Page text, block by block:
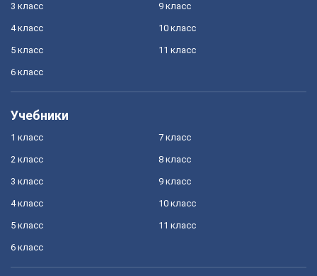
3 класс
4 класс
5 класс
6 класс
9 класс
10 класс
11 класс
Учебники
1 класс
2 класс
3 класс
4 класс
5 класс
6 класс
7 класс
8 класс
9 класс
10 класс
11 класс